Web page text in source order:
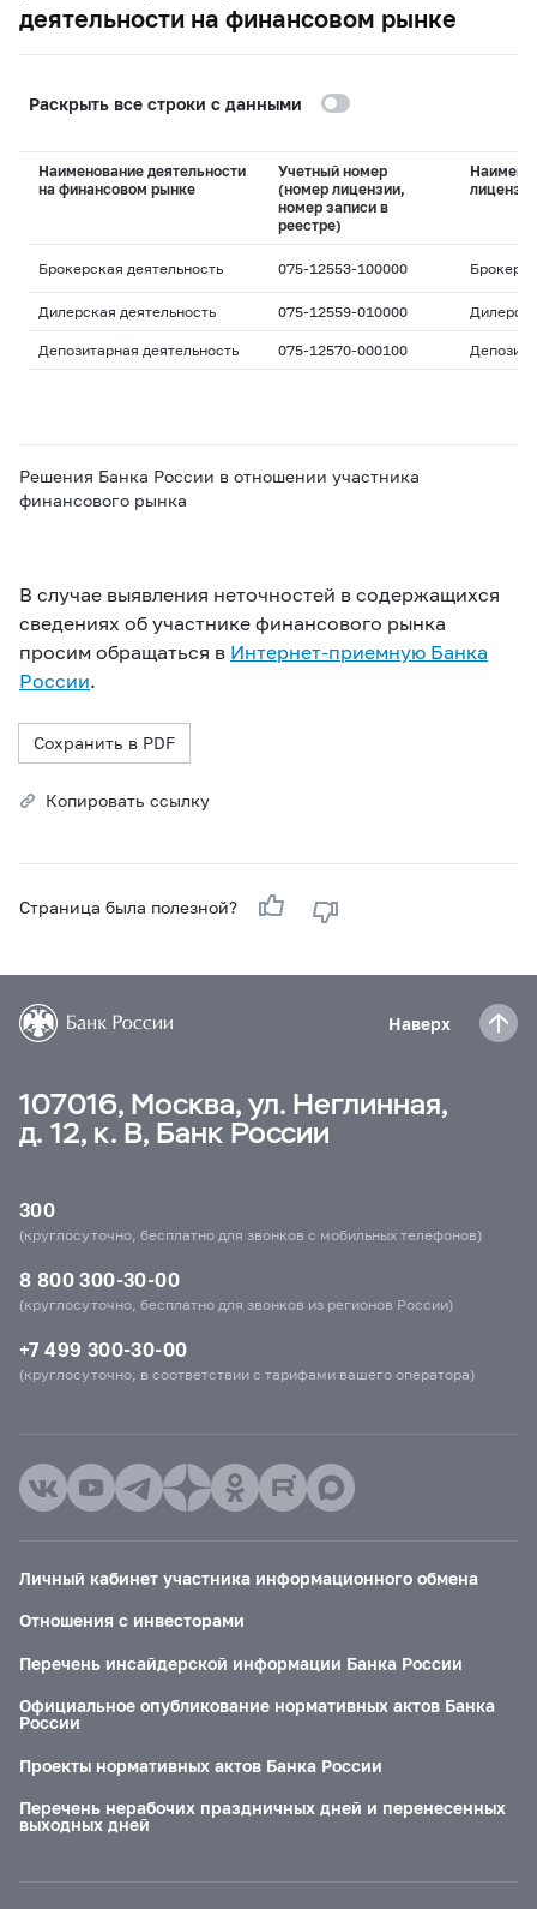
деятельности на финансовом рынке
Раскрыть все строки с данными
Наименование деятельности
на финансовом рынке
Учетный номер
(номер лицензии,
номер записи в
реестре)
лицензии
Брокерская деятельность 075-12553-100000
Дилерская деятельность 075-12559-010000
Депозитарная деятельность 075-12570-000100
Решения Банка России в отношении участника
финансового рынка
В случае выявления неточностей в содержащихся
сведениях об участнике финансового рынка
просим обращаться в Интернет-приемную Банка
России.
Сохранить в PDF
Копировать ссылку
Страница была полезной?
Наверх
107016, Москва, ул. Неглинная,
д. 12, к. В, Банк России
300
(круглосуточно, бесплатно для звонков с мобильных телефонов)
8 800 300-30-00
(круглосуточно, бесплатно для звонков из регионов России)
+7 499 300-30-00
(круглосуточно, в соответствии с тарифами вашего оператора)
Личный кабинет участника информационного обмена
Отношения с инвесторами
Перечень инсайдерской информации Банка России
Официальное опубликование нормативных актов Банка
России
Проекты нормативных актов Банка России
Перечень нерабочих праздничных дней и перенесенных
выходных дней